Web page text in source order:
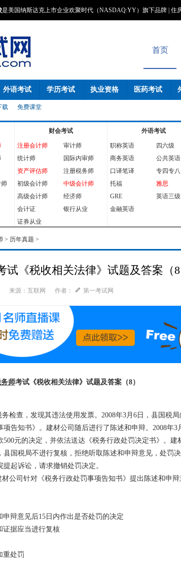
是美国纳斯达克上市企业欢聚时代（NASDAQ:YY）旗下品牌 | 住
首页
载 免费课堂
外语考试 学历考试 执业资格 医药考试
师
财会考试
注册会计师
审计师
统计师
国际内审师
资产评估师
注册税务师
初级会计师
中级会计师
高级会计师
经济师
会计证
银行从业
证券从业
外语考试
职称英语
四六级
商务英语
公共英语
口译笔译
专四专八
托福
雅思
GRE
英语三级
金融英语
> 历年真题 >
试《税收相关法律》试题及答案（8
来源：互联网 作者： 第一考试网
师考试《税收相关法律》试题及答案（8）
检查，发现其违法使用发票。2008年3月6日，县国税局
告知书》。建材公司随后进行了陈述和申辩。2008年3
元的决定，并依法送达《税务行政处罚决定书》。建
国税局不进行复核，拒绝听取陈述和申辩意见，处罚
起诉讼，请求撤销处罚决定。
公司针对《税务行政处罚事项告知书》提出陈述和申辩
辩意见后15日内作出是否处罚的决定
证据应当进行复核
重处罚